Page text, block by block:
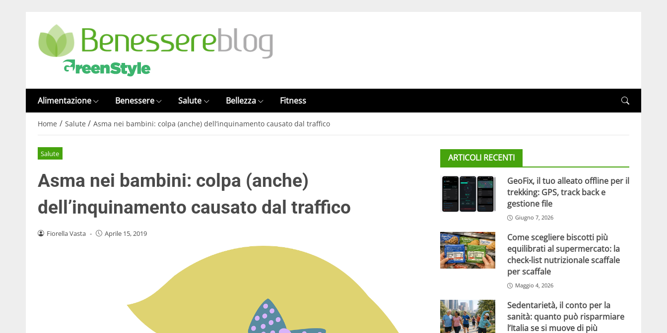
Alimentazione Benessere Salute Bellezza Fitness
Home / Salute / Asma nei bambini: colpa (anche) dell’inquinamento causato dal traffico
Salute
Asma nei bambini: colpa (anche)
dell’inquinamento causato dal traffico
Fiorella Vasta - Aprile 15, 2019
ARTICOLI RECENTI
GeoFix, il tuo alleato offline per il
trekking: GPS, track back e
gestione file
Giugno 7, 2026
Come scegliere biscotti più
equilibrati al supermercato: la
check-list nutrizionale scaffale
per scaffale
Maggio 4, 2026
Sedentarietà, il conto per la
sanità: quanto può risparmiare
l’Italia se si muove di più